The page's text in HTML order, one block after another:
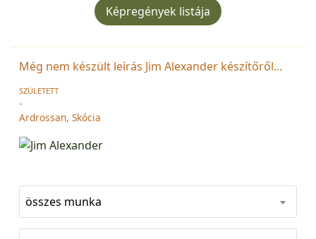
Képregények listája
Még nem készült leírás Jim Alexander készítőről...
SZÜLETETT
-
Ardrossan, Skócia
összes munka